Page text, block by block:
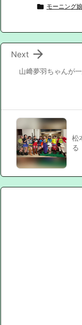
 モーニング娘
山﨑夢羽ちゃんが

Next
松
る